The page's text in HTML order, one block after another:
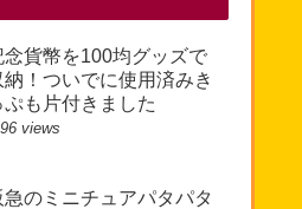
念貨幣を100均グッズで
納！ついでに使用済みき
ぷも片付きました
views
急のミニチュアパタパタ